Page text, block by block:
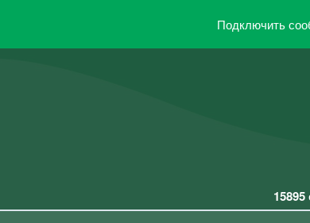
Подключить
15895